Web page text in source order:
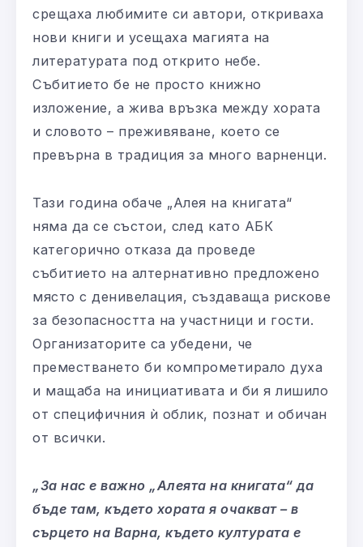
срещаха любимите си автори, откриваха
нови книги и усещаха магията на
литературата под открито небе.
Събитието бе не просто книжно
изложение, а жива връзка между хората
и словото – преживяване, което се
превърна в традиция за много варненци.
Тази година обаче „Алея на книгата“
няма да се състои, след като АБК
категорично отказа да проведе
събитието на алтернативно предложено
място с денивелация, създаваща рискове
за безопасността на участници и гости.
Организаторите са убедени, че
преместването би компрометирало духа
и мащаба на инициативата и би я лишило
от специфичния ѝ облик, познат и обичан
от всички.
„За нас е важно „Алеята на книгата“ да
бъде там, където хората я очакват – в
сърцето на Варна, където културата е